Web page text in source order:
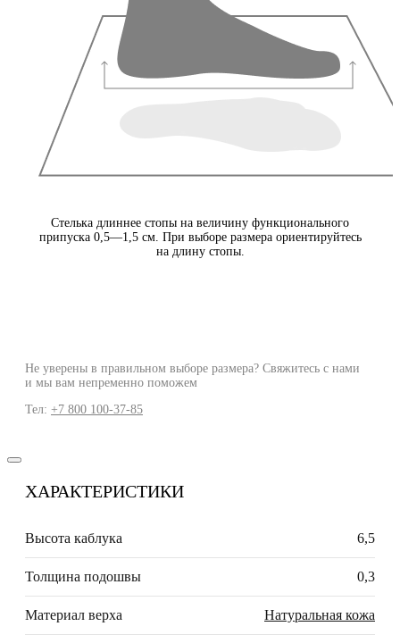
Стелька длиннее стопы на величину функционального
припуска 0,5—1,5 см. При выборе размера ориентируйтесь
на длину стопы.
Не уверены в правильном выборе размера? Свяжитесь с нами
и мы вам непременно поможем
Тел: +7 800 100-37-85
ХАРАКТЕРИСТИКИ
Высота каблука 6,5
Толщина подошвы 0,3
Материал верха Натуральная кожа